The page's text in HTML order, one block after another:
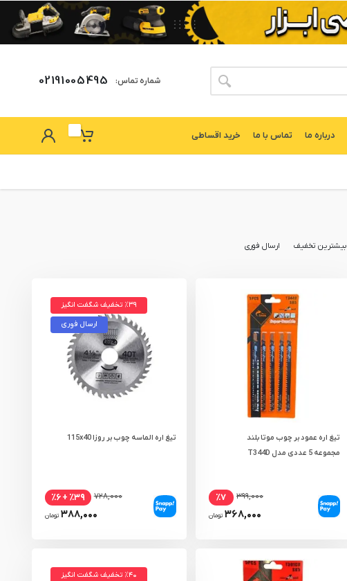
شماره تماس: 02191005495
درباره ما تماس با ما خرید اقساطی
بیشترین تخفیف ارسال فوری
تیغ اره عمود بر چوب موتا بلند
مجموعه 5 عددی مدل T344D
۳۹۹,۰۰۰ ٪۷
۳۶۸,۰۰۰ تومان
٪۳۹ تخفیف شگفت انگیز
ارسال فوری
تیغ اره الماسه چوب بر روزا 115x40
۷۲۸,۰۰۰ ٪۳۹ + ٪۶
۳۸۸,۰۰۰ تومان
٪۴۰ تخفیف شگفت انگیز